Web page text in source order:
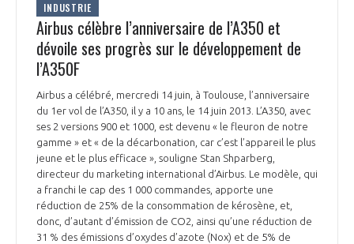
INDUSTRIE
Airbus célèbre l’anniversaire de l’A350 et
dévoile ses progrès sur le développement de
l’A350F
Airbus a célébré, mercredi 14 juin, à Toulouse, l’anniversaire
du 1er vol de l’A350, il y a 10 ans, le 14 juin 2013. L’A350, avec
ses 2 versions 900 et 1000, est devenu « le fleuron de notre
gamme » et « de la décarbonation, car c’est l’appareil le plus
jeune et le plus efficace », souligne Stan Shparberg,
directeur du marketing international d’Airbus. Le modèle, qui
a franchi le cap des 1 000 commandes, apporte une
réduction de 25% de la consommation de kérosène, et,
donc, d’autant d’émission de CO2, ainsi qu’une réduction de
31 % des émissions d’oxydes d’azote (Nox) et de 5% de